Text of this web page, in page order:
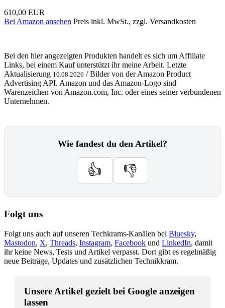
610,00 EUR
Bei Amazon ansehen Preis inkl. MwSt., zzgl. Versandkosten
Bei den hier angezeigten Produkten handelt es sich um Affiliate
Links, bei einem Kauf unterstützt ihr meine Arbeit. Letzte
Aktualisierung 10.08.2026 / Bilder von der Amazon Product
Advertising API. Amazon und das Amazon-Logo sind
Warenzeichen von Amazon.com, Inc. oder eines seiner verbundenen
Unternehmen.
Wie fandest du den Artikel?
👍 👎
Folgt uns
Folgt uns auch auf unseren Techkrams-Kanälen bei Bluesky,
Mastodon, X, Threads, Instagram, Facebook und LinkedIn, damit
ihr keine News, Tests und Artikel verpasst. Dort gibt es regelmäßig
neue Beiträge, Updates und zusätzlichen Technikkram.
Unsere Artikel gezielt bei Google anzeigen
lassen